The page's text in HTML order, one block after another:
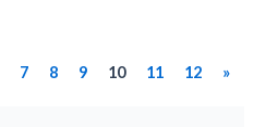
7 8 9 10 11 12 »